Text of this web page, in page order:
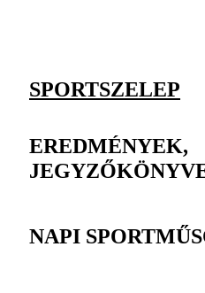
SPORTSZELEP
EREDMÉNYEK,
NAPI